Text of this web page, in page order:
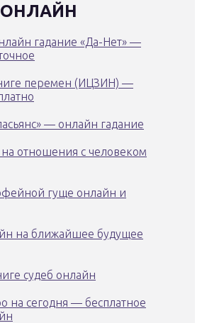
гадание «Да-Нет» —
перемен (ИЦЗИН) —
— онлайн гадание
отношения с человеком
гуще онлайн и
на ближайшее будущее
судеб онлайн
на сегодня — бесплатное